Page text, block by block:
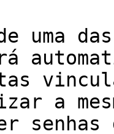
uma
a